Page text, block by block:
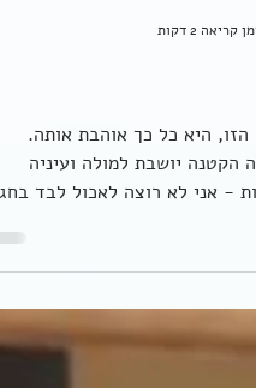
היא כל כך אוהבת אותה.
מוצפות - אני לא רוצה לאכול לבד